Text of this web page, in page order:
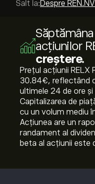
Salt la:Despre
acțiunilor
creștere.
Prețul acțiunii
30.84‎€‎, reflectând
ultimele 24 de ore
Capitalizarea de
cu un volum mediu
Acțiunea are un
randament al
beta al acțiunii este